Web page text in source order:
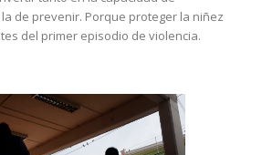
de prevenir. Porque proteger la niñez
del primer episodio de violencia.